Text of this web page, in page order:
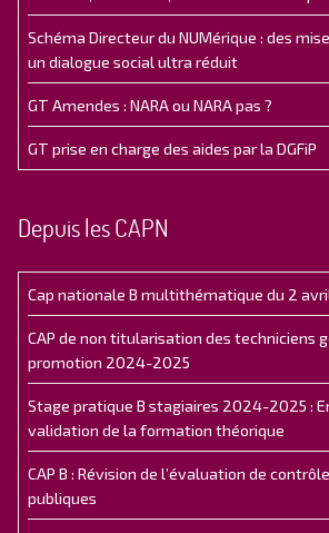
Schéma Directeur du NUMérique : des
un dialogue social ultra réduit
GT Amendes : NARA ou NARA pas ?
GT prise en charge des aides par la DGFiP
Depuis les CAPN
Cap nationale B multithématique du 2
CAP de non titularisation des techniciens
promotion 2024-2025
Stage pratique B stagiaires 2024-2025 :
validation de la formation théorique
CAP B : Révision de l’évaluation de
publiques